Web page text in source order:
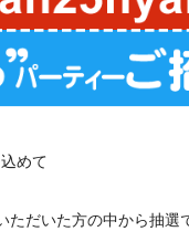
めて
だいた方の中から抽選